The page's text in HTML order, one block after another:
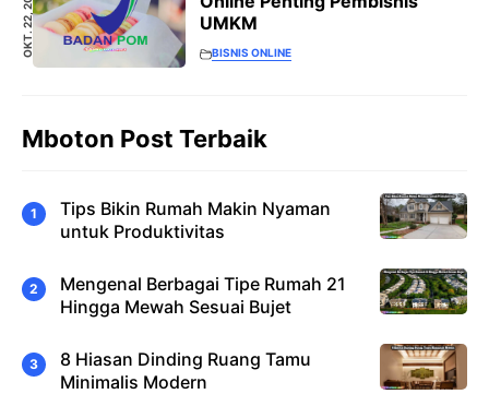
OKT. 22, 2022
UMKM
BISNIS ONLINE
Mboton Post Terbaik
Tips Bikin Rumah Makin Nyaman
untuk Produktivitas
Mengenal Berbagai Tipe Rumah 21
Hingga Mewah Sesuai Bujet
8 Hiasan Dinding Ruang Tamu
Minimalis Modern